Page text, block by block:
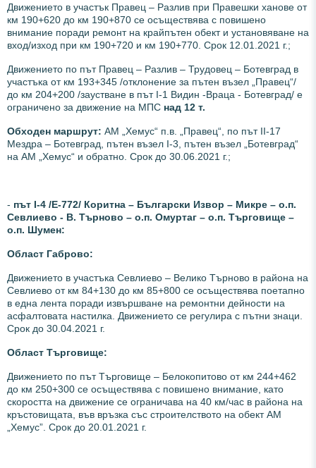
Движението в участък Правец – Разлив при Правешки ханове от
км 190+620 до км 190+870 се осъществява с повишено
внимание поради ремонт на крайпътен обект и установяване на
вход/изход при км 190+720 и км 190+770. Срок 12.01.2021 г.;
Движението по път Правец – Разлив – Трудовец – Ботевград в
участъка от км 193+345 /отклонение за пътен възел „Правец“/
до км 204+200 /заустване в път І-1 Видин -Враца - Ботевград/ е
ограничено за движение на МПС над 12 т.
Обходен маршрут: АМ „Хемус“ п.в. „Правец“, по път ІІ-17
Мездра – Ботевград, пътен възел І-3, пътен възел „Ботевград“
на АМ „Хемус“ и обратно. Срок до 30.06.2021 г.;
- път І-4 /Е-772/ Коритна – Български Извор – Микре – о.п.
Севлиево - В. Търново – о.п. Омуртаг – о.п. Търговище –
о.п. Шумен:
Област Габрово:
Движението в участъка Севлиево – Велико Търново в района на
Севлиево от км 84+130 до км 85+800 се осъществява поетапно
в една лента поради извършване на ремонтни дейности на
асфалтовата настилка. Движението се регулира с пътни знаци.
Срок до 30.04.2021 г.
Област Търговище:
Движението по път Търговище – Белокопитово от км 244+462
до км 250+300 се осъществява с повишено внимание, като
скоростта на движение се ограничава на 40 км/час в района на
кръстовищата, във връзка със строителството на обект АМ
„Хемус”. Срок до 20.01.2021 г.